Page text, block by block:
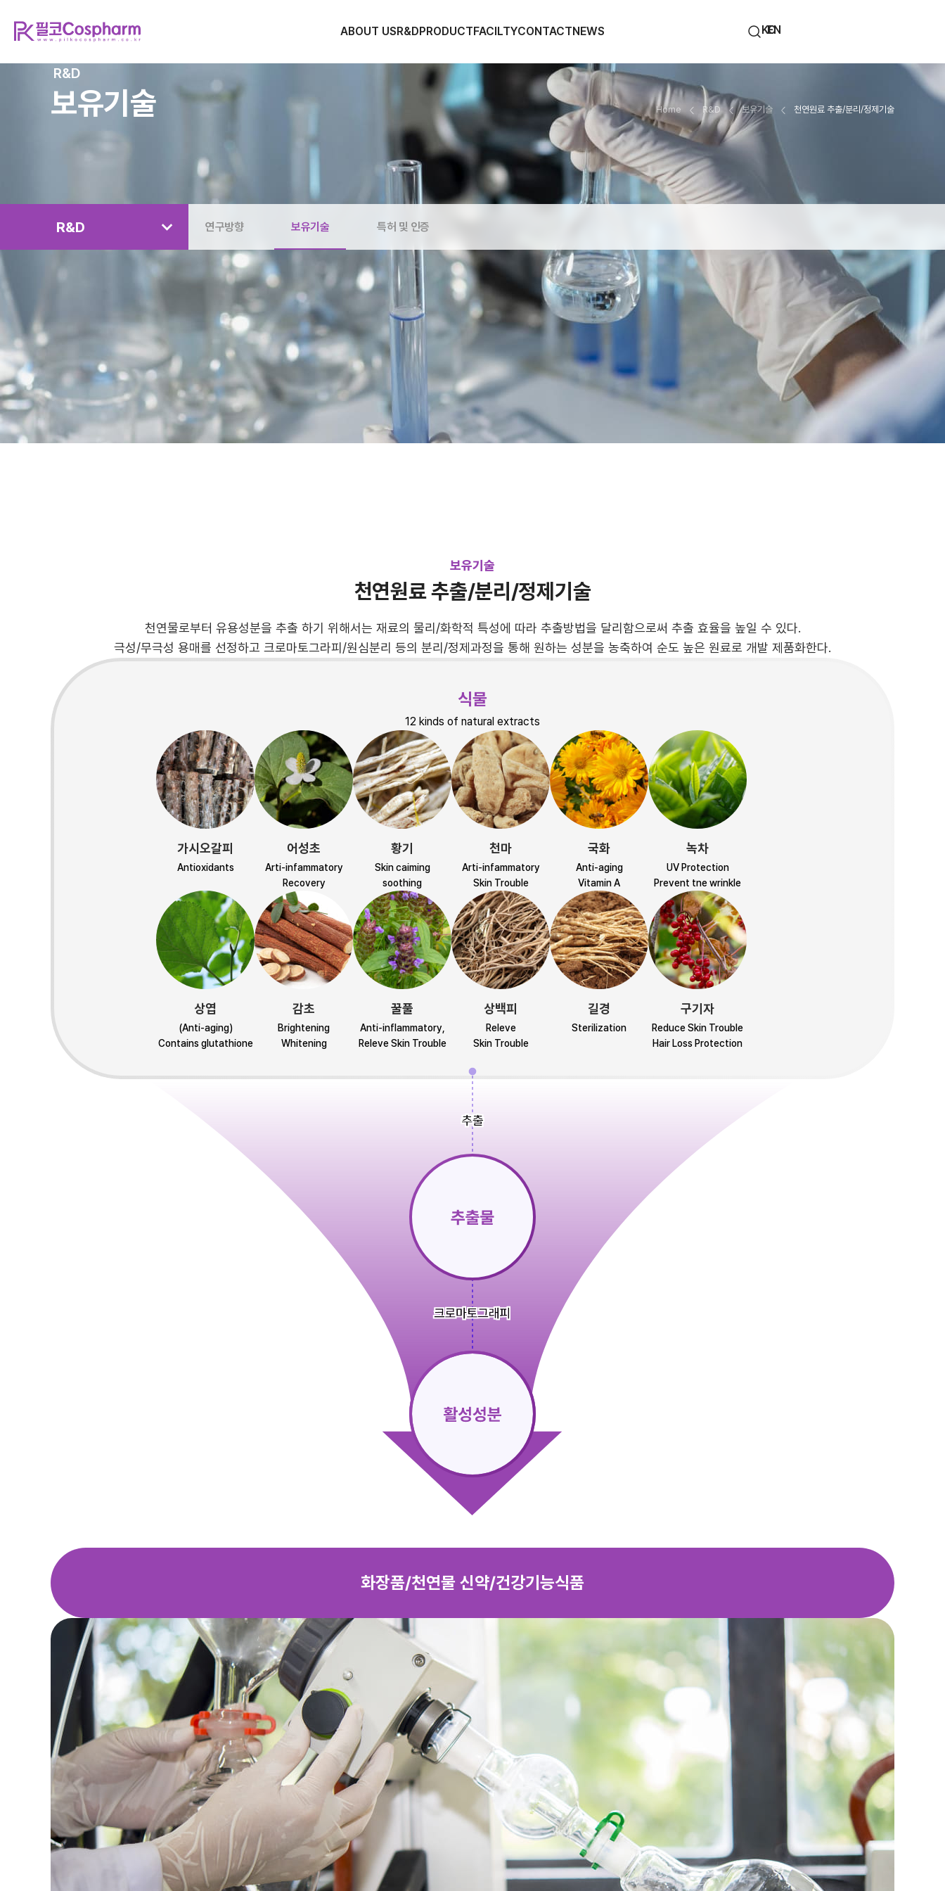
ABOUT USR&DPRODUCTFACILTYCONTACTNEWS KO
EN
R&D
보유기술 Home R&D 보유기술 천연원료 추출/분리/정제기술
R&D 연구방향 보유기술 특허 및 인증
보유기술
천연원료 추출/분리/정제기술
천연물로부터 유용성분을 추출 하기 위해서는 재료의 물리/화학적 특성에 따라 추출방법을 달리함으로써 추출 효율을 높일 수 있다.
극성/무극성 용매를 선정하고 크로마토그라피/원심분리 등의 분리/정제과정을 통해 원하는 성분을 농축하여 순도 높은 원료로 개발 제품화한다.
식물
12 kinds of natural extracts
가시오갈피
Antioxidants
어성초
Arti-infammatory
Recovery
황기
Skin caiming
soothing
천마
Arti-infammatory
Skin Trouble
국화
Anti-aging
Vitamin A
녹차
UV Protection
Prevent tne wrinkle
상엽
(Anti-aging)
Contains glutathione
감초
Brightening
Whitening
꿀풀
Anti-inflammatory,
Releve Skin Trouble
상백피
Releve
Skin Trouble
길경
Sterilization
구기자
Reduce Skin Trouble
Hair Loss Protection
화장품/천연물 신약/건강기능식품